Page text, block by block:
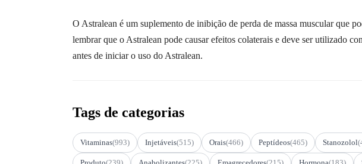
O Astralean é um suplemento de inibição de perda de massa muscular que
lembrar que o Astralean pode causar efeitos colaterais e deve ser utilizado
antes de iniciar o uso do Astralean.
Tags de categorias
Vitaminas(993) Injetáveis(515) Orais(466) Peptídeos(465) Stanozolol